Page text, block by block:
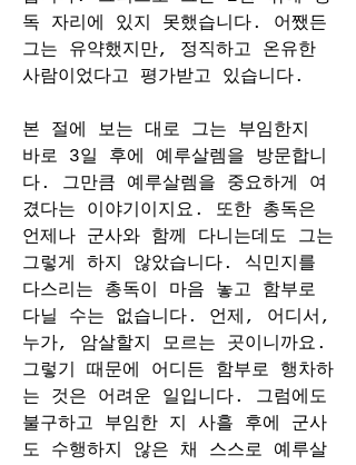
독 자리에 있지 못했습니다. 어쨌든
그는 유약했지만, 정직하고 온유한
사람이었다고 평가받고 있습니다.
본 절에 보는 대로 그는 부임한지
바로 3일 후에 예루살렘을 방문합니
다. 그만큼 예루살렘을 중요하게 여
겼다는 이야기이지요. 또한 총독은
언제나 군사와 함께 다니는데도 그는
그렇게 하지 않았습니다. 식민지를
다스리는 총독이 마음 놓고 함부로
다닐 수는 없습니다. 언제, 어디서,
누가, 암살할지 모르는 곳이니까요.
그렇기 때문에 어디든 함부로 행차하
는 것은 어려운 일입니다. 그럼에도
불구하고 부임한 지 사흘 후에 군사
도 수행하지 않은 채 스스로 예루살